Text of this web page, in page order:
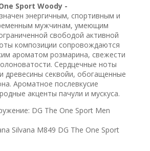
Sport Woody -
энергичным, спортивным и
мужчинам, умеющим
свободой активной
композиции сопровождаются
ароматом розмарина, свежести
Сердцечные ноты
древесины секвойи, обогащенные
Ароматное послевкусие
акценты пачули и мускуса.
DG The One Sport Men
Silvana M849 DG The One Sport